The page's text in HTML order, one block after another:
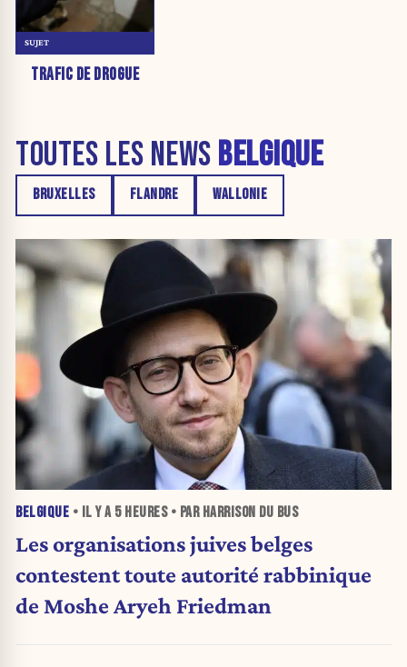
TRAFIC DE DROGUE
SUJET
TOUTES LES NEWS BELGIQUE
BRUXELLES FLANDRE WALLONIE
BELGIQUE • IL Y A 5 HEURES• PAR HARRISON DU BUS
Les organisations juives belges
contestent toute autorité rabbinique
de Moshe Aryeh Friedman